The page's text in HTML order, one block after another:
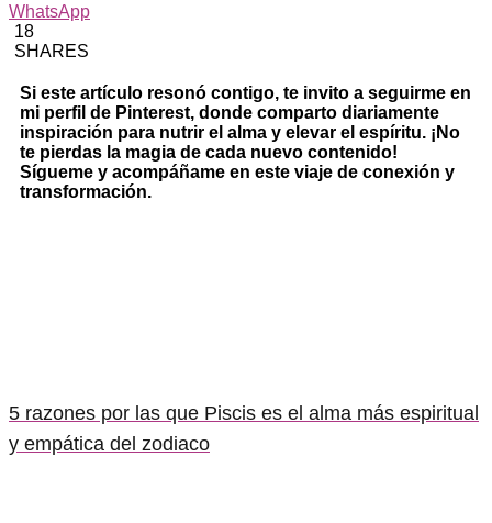
WhatsApp
18
SHARES
Si este artículo resonó contigo, te invito a seguirme en
mi perfil de Pinterest, donde comparto diariamente
inspiración para nutrir el alma y elevar el espíritu. ¡No
te pierdas la magia de cada nuevo contenido!
Sígueme y acompáñame en este viaje de conexión y
transformación.
5 razones por las que Piscis es el alma más espiritual
y empática del zodiaco